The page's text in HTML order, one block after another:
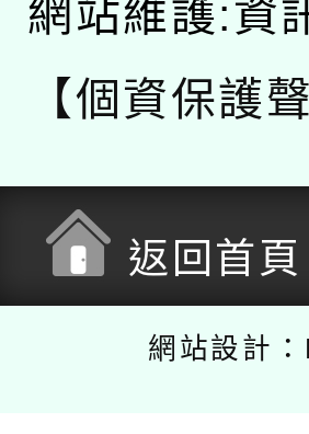
網站維護:資
【個資保護
返回首頁
網站設計